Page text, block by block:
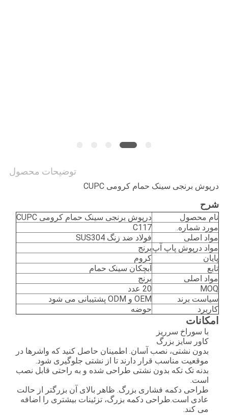
توضیحات محصول
درپوش برنجی سینک حمام کرومی CUPC
شرح
نام محصول
درپوش برنجی سینک حمام کرومی CUPC
مورد شماره.
C117
مواد اصلی
فولاد ضد زنگ SUS304
مواد درپوش پاپ آپبرنج
پایان
کروم
تابع
آبچکان سینک حمام
مواد اصلی
برنج
MOQ
20 عدد
سیاست برند
OEM و ODM پشتیبانی می شود
کاربرد
حوضه
امکانات
با سوراخ سرریز
کاور سایز بزرگ
بدون نشتی، نصب آسان. اطمینان حاصل کنید که واشرها در
موقعیت مناسب قرار دارند تا از نشتی جلوگیری شود.
بدنه تک تکه بدون نشتی طراحی شده و به راحتی قابل نصب
است.
طراحی دکمه فشاری بزرگ. ظاهر بالای آن بزرگتر از حالت
عادی است.طراحی دکمه بزرگ، تزئینات بیشتری را اضافه
می کند.